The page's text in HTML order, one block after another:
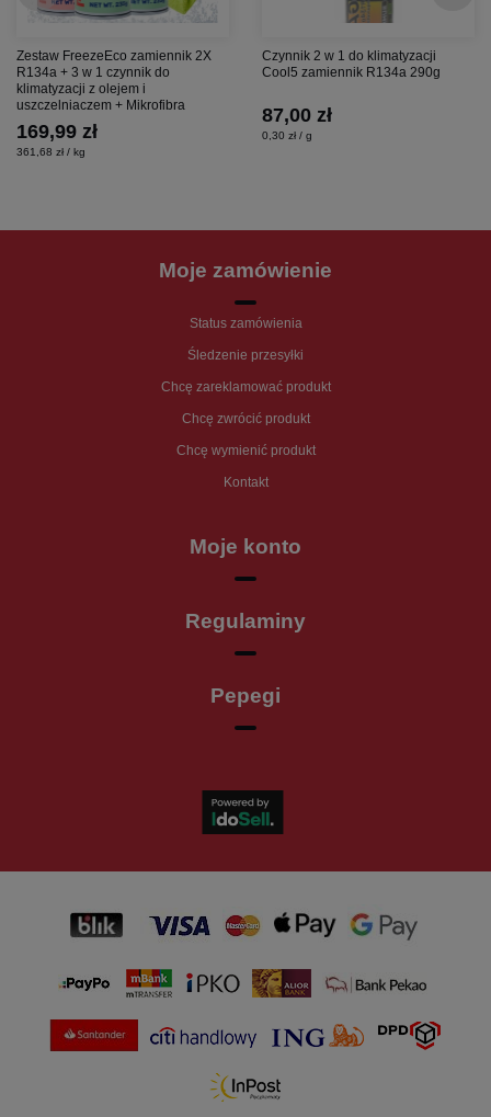
Zestaw FreezeEco zamiennik 2X
R134a + 3 w 1 czynnik do
klimatyzacji z olejem i
uszczelniaczem + Mikrofibra
169,99 zł
361,68 zł / kg
Czynnik 2 w 1 do klimatyzacji
Cool5 zamiennik R134a 290g
87,00 zł
0,30 zł / g
Moje zamówienie
Status zamówienia
Śledzenie przesyłki
Chcę zareklamować produkt
Chcę zwrócić produkt
Chcę wymienić produkt
Kontakt
Moje konto
Regulaminy
Pepegi